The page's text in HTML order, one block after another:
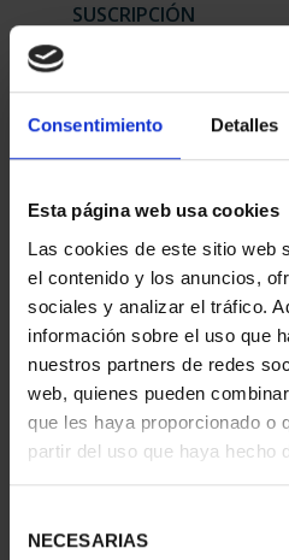
Consentimiento Detalles
Esta página web usa cookies
Las cookies de este sitio web
el contenido y los anuncios,
sociales y analizar el tráfico.
información sobre el uso que
nuestros partners de redes
web, quienes pueden
que les haya proporcionado o
partir del uso que haya hecho
NECESARIAS
SUSCRIPCIÓN
949,00 €
Sólo para usuarios
registrados
SUSCRIPCIÓN
CAPITALES DE
949,00 €